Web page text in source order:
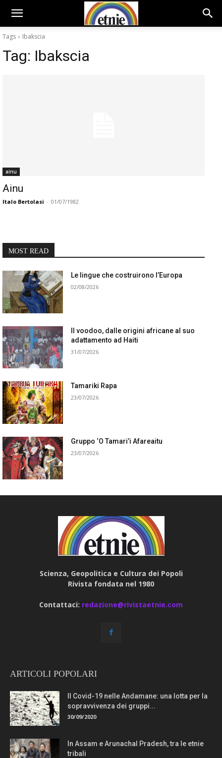
Tags Ibakscia
Tag: Ibakscia
ainu
Ainu
Italo Bertolasi - 01/07/1982
MOST READ
Le lingue che costruirono l’Europa
02/08/2026
Il voodoo, dalle origini africane al suo
adattamento ad Haiti
31/07/2026
Tamariki Rapa
23/07/2026
Gruppo ‘O Tamari’i Afareaitu
23/07/2026
Scienza, Geopolitica e Cultura dei Popoli
Rivista fondata nel 1980
Contattaci: redazione@rivistaetnie.com
ARTICOLI POPOLARI
Il Covid-19 nelle Andamane: una lotta per la
sopravvivenza dei gruppi...
30/09/2020
In Assam e Arunachal Pradesh, tra le etnie
tribali